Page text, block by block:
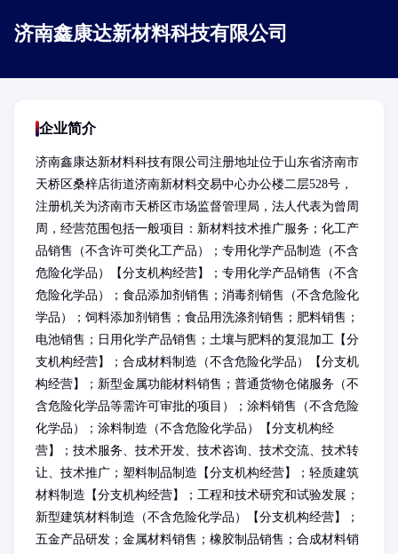
济南鑫康达新材料科技有限公司
企业简介
济南鑫康达新材料科技有限公司注册地址位于山东省济南市
天桥区桑梓店街道济南新材料交易中心办公楼二层528号，
注册机关为济南市天桥区市场监督管理局，法人代表为曾周
周，经营范围包括一般项目：新材料技术推广服务；化工产
品销售（不含许可类化工产品）；专用化学产品制造（不含
危险化学品）【分支机构经营】；专用化学产品销售（不含
危险化学品）；食品添加剂销售；消毒剂销售（不含危险化
学品）；饲料添加剂销售；食品用洗涤剂销售；肥料销售；
电池销售；日用化学产品销售；土壤与肥料的复混加工【分
支机构经营】；合成材料制造（不含危险化学品）【分支机
构经营】；新型金属功能材料销售；普通货物仓储服务（不
含危险化学品等需许可审批的项目）；涂料销售（不含危险
化学品）；涂料制造（不含危险化学品）【分支机构经
营】；技术服务、技术开发、技术咨询、技术交流、技术转
让、技术推广；塑料制品制造【分支机构经营】；轻质建筑
材料制造【分支机构经营】；工程和技术研究和试验发展；
新型建筑材料制造（不含危险化学品）【分支机构经营】；
五金产品研发；金属材料销售；橡胶制品销售；合成材料销